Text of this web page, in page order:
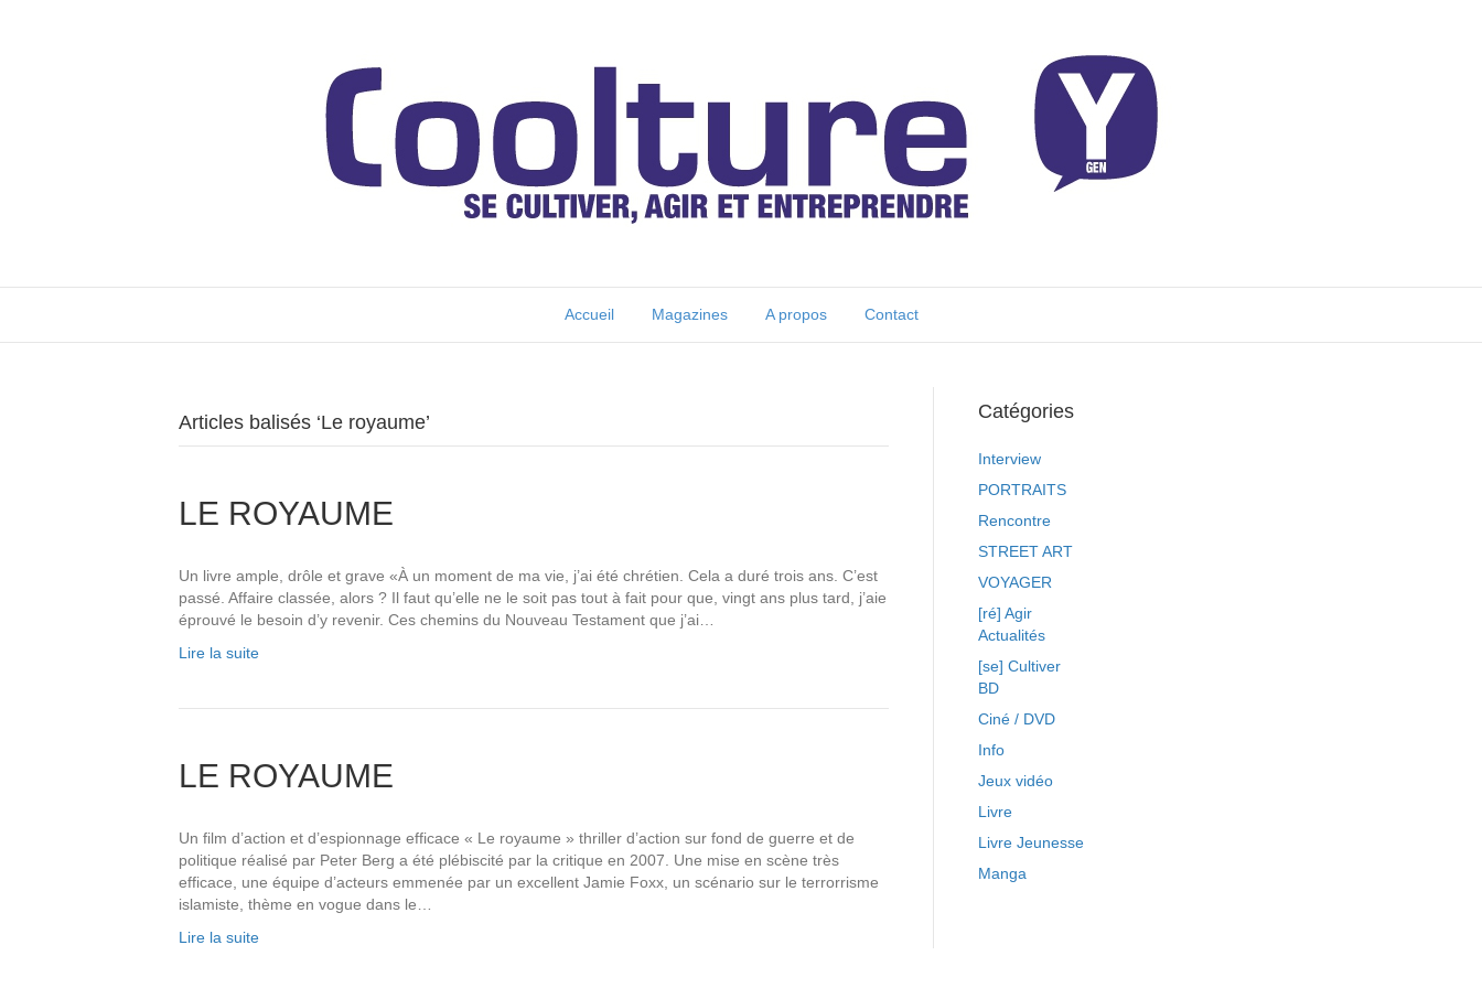
Accueil Magazines A propos Contact
Articles balisés ‘Le royaume’
LE ROYAUME
Un livre ample, drôle et grave «À un moment de ma vie, j’ai été chrétien. Cela a duré trois ans. C’est
passé. Affaire classée, alors ? Il faut qu’elle ne le soit pas tout à fait pour que, vingt ans plus tard, j’aie
éprouvé le besoin d’y revenir. Ces chemins du Nouveau Testament que j’ai…
Lire la suite
LE ROYAUME
Un film d’action et d’espionnage efficace « Le royaume » thriller d’action sur fond de guerre et de
politique réalisé par Peter Berg a été plébiscité par la critique en 2007. Une mise en scène très
efficace, une équipe d’acteurs emmenée par un excellent Jamie Foxx, un scénario sur le terrorrisme
islamiste, thème en vogue dans le…
Lire la suite
Catégories
Interview
PORTRAITS
Rencontre
STREET ART
VOYAGER
[ré] Agir
Actualités
[se] Cultiver
BD
Ciné / DVD
Info
Jeux vidéo
Livre
Livre Jeunesse
Manga